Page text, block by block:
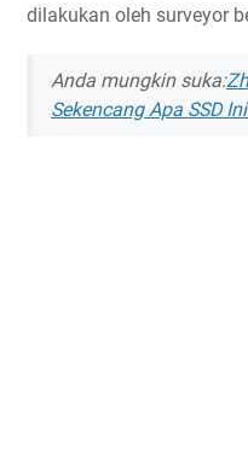
dilakukan oleh surveyor
Anda mungkin suka:
Sekencang Apa SSD